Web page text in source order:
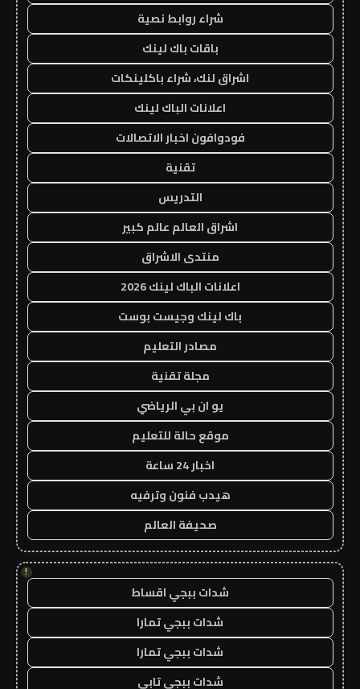
شراء روابط نصية
باقات باك لينك
اشراق لنك، شراء باكلينكات
اعلانات الباك لينك
فودوافون اخبار الاتصالات
تقنية
التدريس
اشراق العالم عالم كبير
منتدى الاشراق
اعلانات الباك لينك 2026
باك لينك وجيست بوست
مصادر التعليم
مجلة تقنية
يو ان بي الرياضي
موقع حالة للتعليم
اخبار 24 ساعة
هيدب فنون وترفيه
صحيفة العالم
!
شدات ببجي اقساط
شدات ببجي تمارا
شدات ببجي تمارا
شدات ببجي تابي